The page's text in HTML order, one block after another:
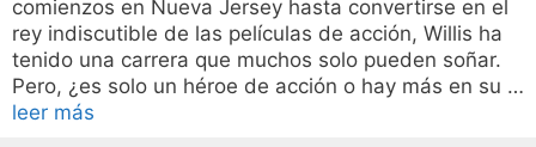
comienzos en Nueva Jersey hasta convertirse en el
rey indiscutible de las películas de acción, Willis ha
tenido una carrera que muchos solo pueden soñar.
Pero, ¿es solo un héroe de acción o hay más en su …
leer más